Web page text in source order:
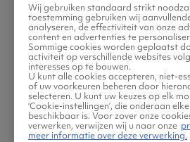
Wij gebruiken standaard strikt
toestemming gebruiken wij
analyseren, de effectiviteit van onze
content en advertenties te
Sommige cookies worden geplaatst
activiteit op verschillende websites
interesses op te bouwen.
U kunt alle cookies accepteren, niet-
of uw voorkeuren beheren door
selecteren. U kunt uw keuzes op elk
‘Cookie-instellingen’, die onderaan
beschikbaar is. Voor zover onze
verwerken, verwijzen wij u naar onze
meer informatie over deze verwerking.